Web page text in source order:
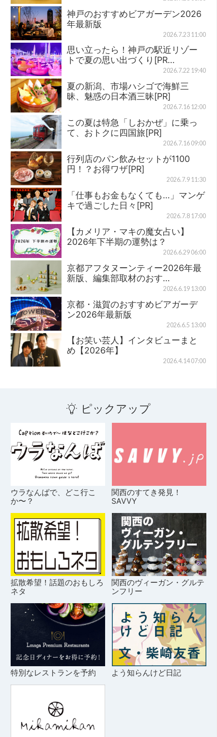
神戸のおすすめビアガーデン2026
年最新版
2026.7.23 11:00
思い立ったら！神戸の駅近リゾー
トで夏の思い出づくり[PR…
2026.7.22 19:40
夏の新潟、市場ハシゴで海鮮三
昧、魅惑の日本酒三昧[PR]
2026.7.16 12:00
この夏は特急「しおかぜ」に乗っ
て、おトクに四国旅[PR]
2026.7.16 09:00
行列店のパン飲みセットが1100
円！？お得ワザ[PR]
2026.7.9 11:30
「仕事もお金もなくても…」マンゲ
キで過ごした日々[PR]
2026.7.8 17:00
【カメリア・マキの魔女占い】
2026年下半期の運勢は？
2026.6.29 06:00
京都アフタヌーンティー2026年最
新版、編集部取材のおす…
2026.6.19 13:00
京都・滋賀のおすすめビアガーデ
ン2026年最新版
2026.6.5 13:00
【お笑い芸人】インタビューまと
め【2026年】
2026.4.14 07:00
ピックアップ
ウラなんばで、どこ行こ
か〜？
関西のすてき発見！
SAVVY
拡散希望！話題のおもしろ
ネタ
関西のヴィーガン・グルテ
ンフリー
特別なレストランを予約 よう知らんけど日記